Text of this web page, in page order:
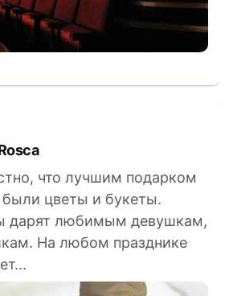
что лучшим подарком
были цветы и букеты.
дарят любимым девушкам,
На любом празднике